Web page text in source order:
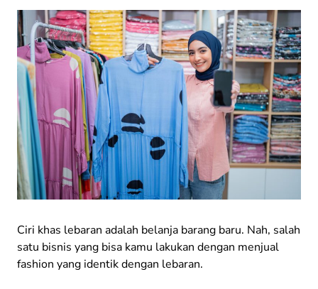
Ciri khas lebaran adalah belanja barang baru. Nah, salah
satu bisnis yang bisa kamu lakukan dengan menjual
fashion yang identik dengan lebaran.